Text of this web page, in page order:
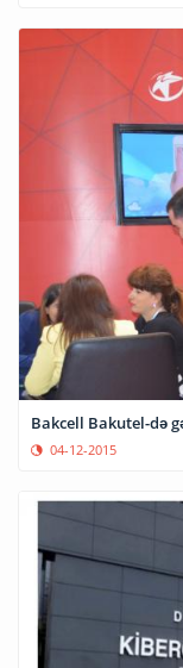
Bakcell Bakutel-də
04-12-2015